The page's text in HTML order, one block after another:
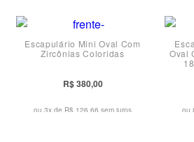
Escapulário Mini Oval Com
Zircônias Coloridas
R$ 380,00
ou 3x de R$ 126,66 sem juros
Oval
ou